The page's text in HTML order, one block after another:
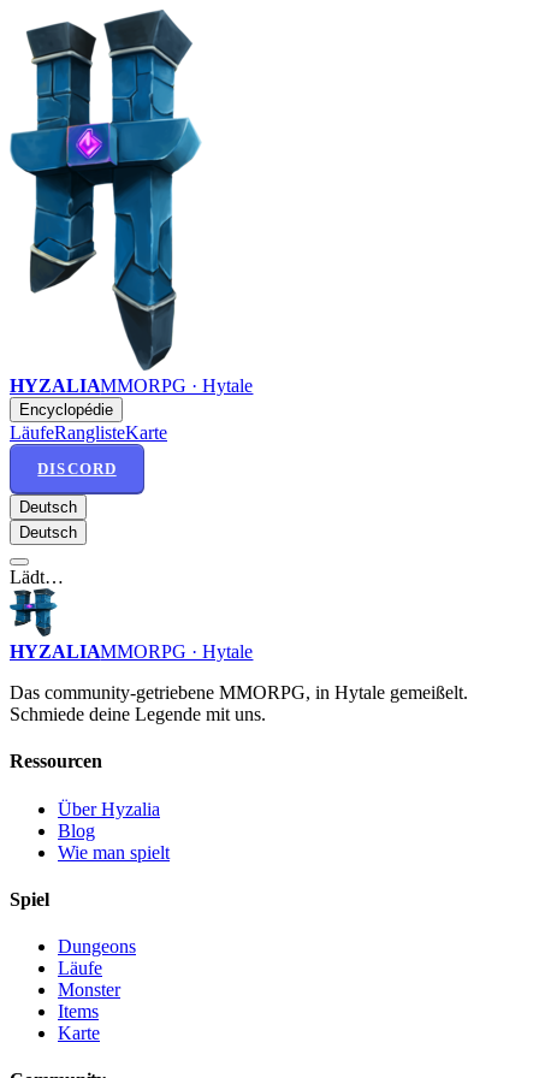
HYZALIAMMORPG · Hytale
Encyclopédie
LäufeRanglisteKarte
DISCORD
Deutsch
Deutsch
Lädt…
HYZALIAMMORPG · Hytale
Das community-getriebene MMORPG, in Hytale gemeißelt.
Schmiede deine Legende mit uns.
Ressourcen
Über Hyzalia
Blog
Wie man spielt
Spiel
Dungeons
Läufe
Monster
Items
Karte